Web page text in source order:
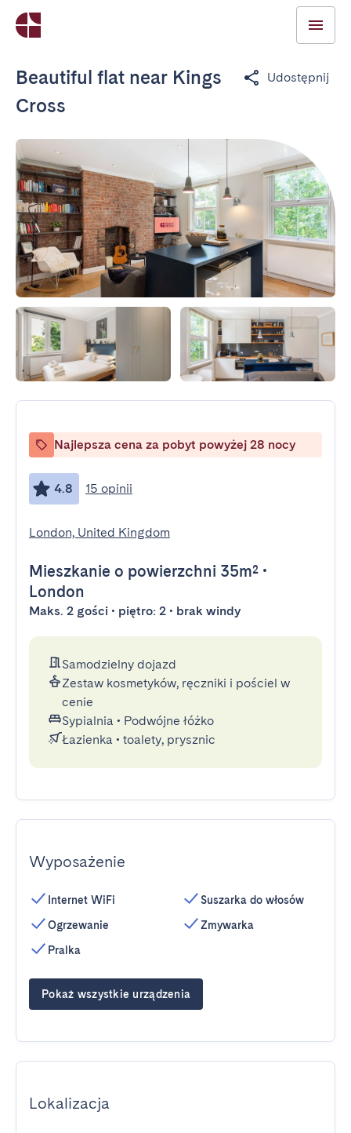
Beautiful flat near Kings
Cross
Udostępnij
Najlepsza cena za pobyt powyżej 28 nocy
4.8 15 opinii
London, United Kingdom
Mieszkanie o powierzchni 35m² •
London
Maks. 2 gości • piętro: 2 • brak windy
Samodzielny dojazd
Zestaw kosmetyków, ręczniki i pościel w
cenie
Sypialnia • Podwójne łóżko
Łazienka • toalety, prysznic
Wyposażenie
Internet WiFi
Ogrzewanie
Pralka
Suszarka do włosów
Zmywarka
Pokaż wszystkie urządzenia
Lokalizacja